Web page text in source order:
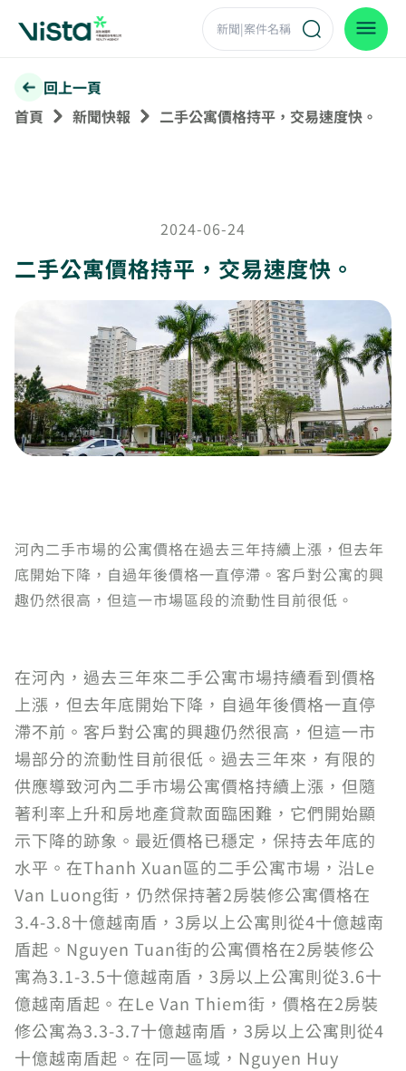
回上一頁
首頁
新聞快報 二手公寓價格持平，交易速度快。
2024-06-24
二手公寓價格持平，交易速度快。
河內二手市場的公寓價格在過去三年持續上漲，但去年
底開始下降，自過年後價格一直停滯。客戶對公寓的興
趣仍然很高，但這一市場區段的流動性目前很低。
在河內，過去三年來二手公寓市場持續看到價格
上漲，但去年底開始下降，自過年後價格一直停
滯不前。客戶對公寓的興趣仍然很高，但這一市
場部分的流動性目前很低。過去三年來，有限的
供應導致河內二手市場公寓價格持續上漲，但隨
著利率上升和房地產貸款面臨困難，它們開始顯
示下降的跡象。最近價格已穩定，保持去年底的
水平。在Thanh Xuan區的二手公寓市場，沿Le
Van Luong街，仍然保持著2房裝修公寓價格在
3.4-3.8十億越南盾，3房以上公寓則從4十億越南
盾起。Nguyen Tuan街的公寓價格在2房裝修公
寓為3.1-3.5十億越南盾，3房以上公寓則從3.6十
億越南盾起。在Le Van Thiem街，價格在2房裝
修公寓為3.3-3.7十億越南盾，3房以上公寓則從4
十億越南盾起。在同一區域，Nguyen Huy